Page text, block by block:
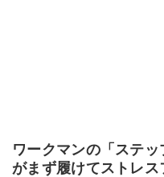
ワークマンの「ステ
がまず履けてストレス